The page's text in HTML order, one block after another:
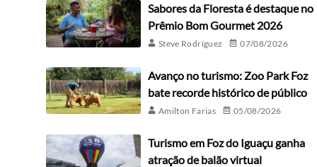
Sabores da Floresta é destaque no
Prêmio Bom Gourmet 2026
Steve Rodríguez 07/08/2026
Avanço no turismo: Zoo Park Foz
bate recorde histórico de público
Amilton Farias 05/08/2026
Turismo em Foz do Iguaçu ganha
atração de balão virtual